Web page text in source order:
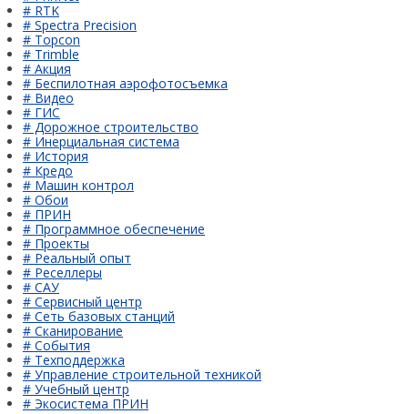
# RTK
# Spectra Precision
# Topcon
# Trimble
# Акция
# Беспилотная аэрофотосъемка
# Видео
# ГИС
# Дорожное строительство
# Инерциальная система
# История
# Кредо
# Машин контрол
# Обои
# ПРИН
# Программное обеспечение
# Проекты
# Реальный опыт
# Реселлеры
# САУ
# Сервисный центр
# Сеть базовых станций
# Сканирование
# События
# Техподдержка
# Управление строительной техникой
# Учебный центр
# Экосистема ПРИН